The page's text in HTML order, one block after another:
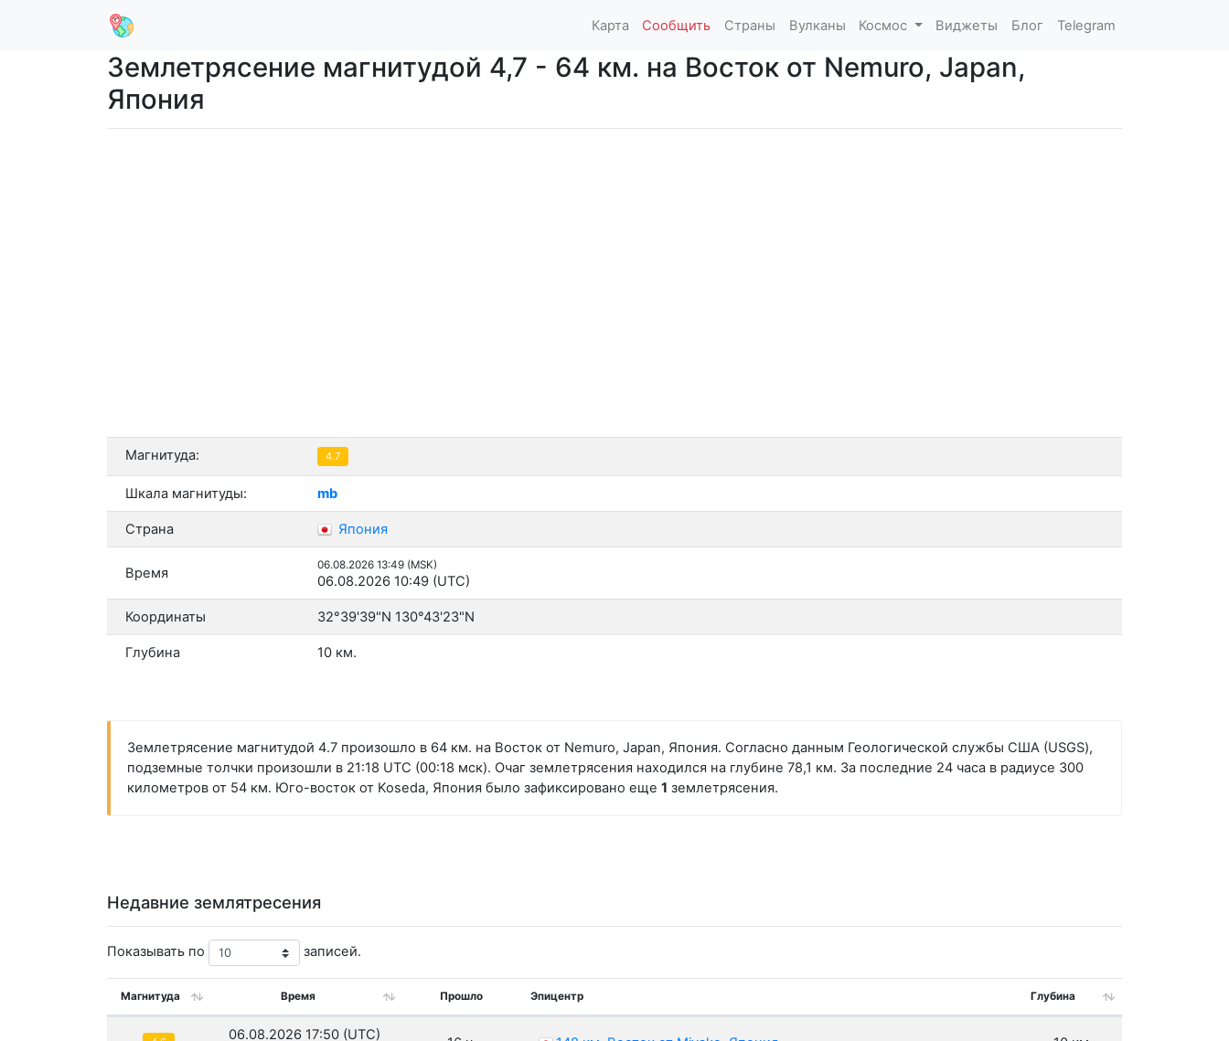
Карта Сообщить Страны Вулканы Космос Виджеты Блог Telegram
Землетрясение магнитудой 4,7 - 64 км. на Восток от Nemuro, Japan,
Япония
Магнитуда: 4.7
Шкала магнитуды: mb
Страна Япония
Время 06.08.2026 13:49 (MSK)
06.08.2026 10:49 (UTC)
Координаты 32°39'39"N 130°43'23"N
Глубина 10 км.
Землетрясение магнитудой 4.7 произошло в 64 км. на Восток от Nemuro, Japan, Япония. Согласно данным Геологической службы США (USGS),
подземные толчки произошли в 21:18 UTC (00:18 мск). Очаг землетрясения находился на глубине 78,1 км. За последние 24 часа в радиусе 300
километров от 54 км. Юго-восток от Koseda, Япония было зафиксировано еще 1 землетрясения.
Недавние землятресения
Показывать по записей.
Магнитуда Время Прошло Эпицентр Глубина
06.08.2026 17:50 (UTC)